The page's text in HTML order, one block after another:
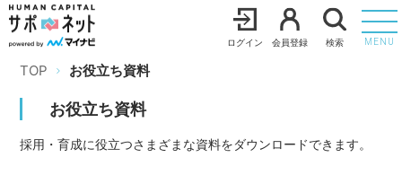
ログイン 会員登録 検索 MENU
TOP お役立ち資料
お役立ち資料
採用・育成に役立つさまざまな資料をダウンロードできます。